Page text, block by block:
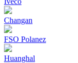
Changan
FSO Polanez
Huanghal